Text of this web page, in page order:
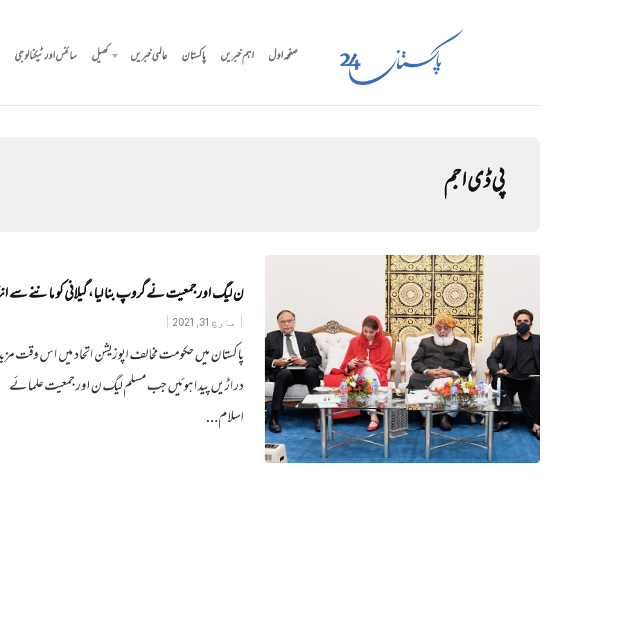
صفحہ اول اہم خبریں پاکستان عالمی خبریں کھیل سائنس اور ٹیکنالوجی
پی ڈی اجم
ن لیگ اور جمعیت نے گروپ بنا لیا، گیلانی کو ماننے سے
مارچ 31, 2021
پاکستان میں حکومت مخالف اپوزیشن اتحاد میں اس وقت
دراڑیں پیدا ہوئیں جب مسلم لیگ ن اور جمعیت علمائے
اسلام...